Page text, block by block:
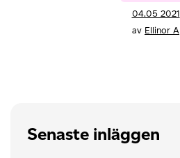
04.05 2021
av Ellinor A
Senaste inläggen